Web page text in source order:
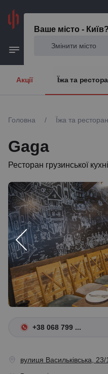
Ваше місто - Київ?
Змінити місто
Акції Їжа та
Головна / Їжа та
Gaga
Ресторан грузинської кухні
+38 068 799 ...
вулиця Васильківська,